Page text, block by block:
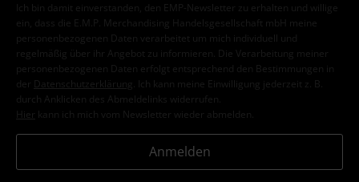
Ich bin damit einverstanden, den EMP-Newsletter zu erhalten und willige
ein, dass die E.M.P. Merchandising Handelsgesellschaft mbH meine
personenbezogenen Daten verarbeitet um mich individuell und
regelmäßig über ihr Angebot zu informieren. Die Verarbeitung meiner
personenbezogenen Daten erfolgt entsprechend den Bestimmungen in
der
Datenschutzerklärung
. Ich kann meine Einwilligung jederzeit z. B.
durch Anklicken des Abmeldelinks widerrufen.
Hier kann ich mich vom Newsletter wieder abmelden.
Anmelden